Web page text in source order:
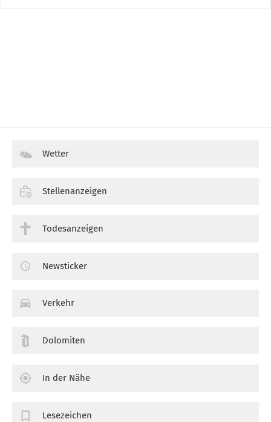
Wetter
Stellenanzeigen
Todesanzeigen
Newsticker
Verkehr
Dolomiten
In der Nähe
Lesezeichen